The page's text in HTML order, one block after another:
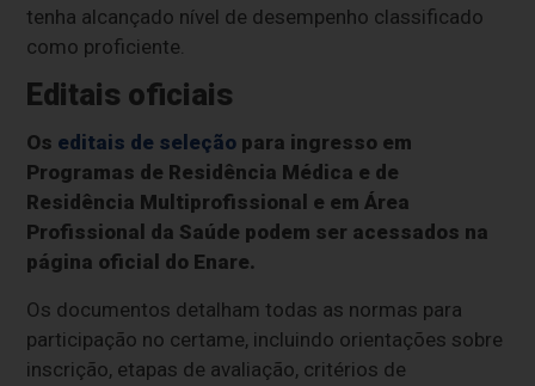
tenha alcançado nível de desempenho classificado
como proficiente.
Editais oficiais
Os editais de seleção para ingresso em
Programas de Residência Médica e de
Residência Multiprofissional e em Área
Profissional da Saúde podem ser acessados na
página oficial do Enare.
Os documentos detalham todas as normas para
participação no certame, incluindo orientações sobre
inscrição, etapas de avaliação, critérios de